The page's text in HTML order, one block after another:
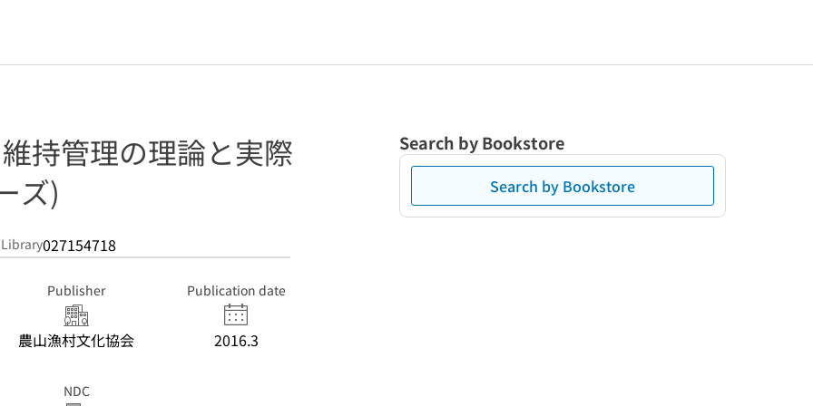
持管理の理論と実際
ズ)
027154718
Publisher
農山漁村文化協会
Publication date
2016.3
NDC
Search by Bookstore
Search by Bookstore